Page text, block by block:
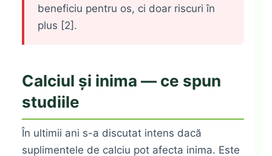
beneficiu pentru os, ci doar riscuri în
plus [2].
Calciul și inima — ce spun
studiile
În ultimii ani s-a discutat intens dacă
suplimentele de calciu pot afecta inima. Este